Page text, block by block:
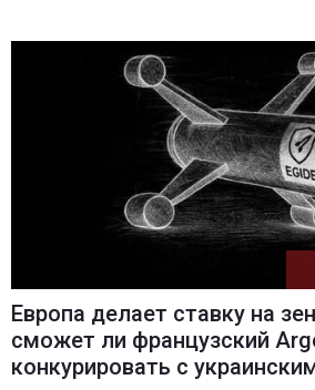
Европа делает ставку на
сможет ли французский
конкурировать с